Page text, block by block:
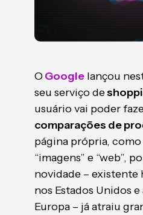
O Googlelançou
seu serviço de
usuário vai poder
comparações de
página própria, como
“imagens” e “web”,
novidade – existente
nos Estados Unidos
Europa – já atraiu